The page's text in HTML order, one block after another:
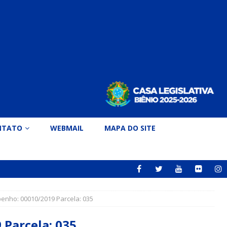
WEBMAIL MAPA DO SITE
00010/2019 Parcela: 035